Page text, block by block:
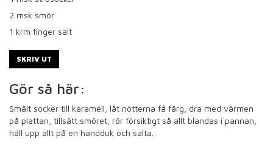
2 msk smör
1 krm finger salt
SKRIV UT
Gör så här:
Smält socker till karamell, låt nötterna få färg, dra med värmen
på plattan, tillsätt smöret, rör försiktigt så allt blandas i pannan,
häll upp allt på en handduk och salta.